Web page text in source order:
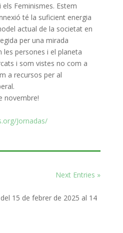
Feminismes. Estem
té la suficient energia
actual de la societat en
per una mirada
les persones i el planeta
i som vistes no com a
a recursos per al
novembre!
Jornadas/
Next Entries »
15 de febrer de 2025 al 14